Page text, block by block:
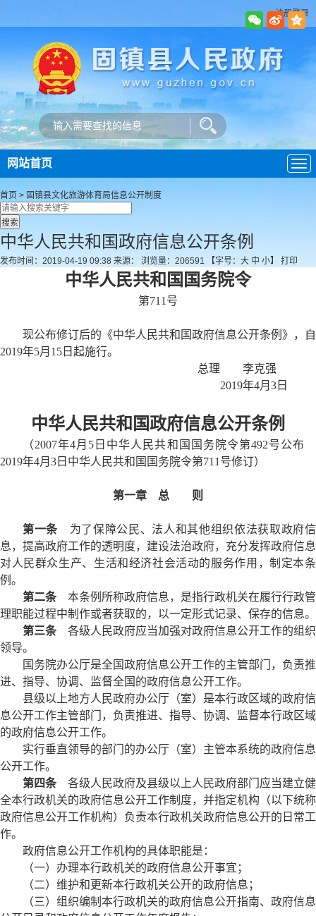
注册登录
导
航
网站首页
首页 > 固镇县文化旅游体育局信息公开制度
中华人民共和国政府信息公开条例
发布时间：2019-04-19 09:38 来源： 浏览量： 206591 【字号： 大 中 小】 打印
中华人民共和国国务院令
第711号
现公布修订后的《中华人民共和国政府信息公开条例》，自
2019年5月15日起施行。
总理 李克强
2019年4月3日
中华人民共和国政府信息公开条例
（2007年4月5日中华人民共和国国务院令第492号公布
2019年4月3日中华人民共和国国务院令第711号修订）
第一章 总 则
第一条 为了保障公民、法人和其他组织依法获取政府信
息，提高政府工作的透明度，建设法治政府，充分发挥政府信息
对人民群众生产、生活和经济社会活动的服务作用，制定本条
例。
第二条 本条例所称政府信息，是指行政机关在履行行政管
理职能过程中制作或者获取的，以一定形式记录、保存的信息。
第三条各级人民政府应当加强对政府信息公开工作的组织
领导。
国务院办公厅是全国政府信息公开工作的主管部门，负责推
进、指导、协调、监督全国的政府信息公开工作。
县级以上地方人民政府办公厅（室）是本行政区域的政府信
息公开工作主管部门，负责推进、指导、协调、监督本行政区域
的政府信息公开工作。
实行垂直领导的部门的办公厅（室）主管本系统的政府信息
公开工作。
第四条各级人民政府及县级以上人民政府部门应当建立健
全本行政机关的政府信息公开工作制度，并指定机构（以下统称
政府信息公开工作机构）负责本行政机关政府信息公开的日常工
作。
政府信息公开工作机构的具体职能是：
（一）办理本行政机关的政府信息公开事宜；
（二）维护和更新本行政机关公开的政府信息；
（三）组织编制本行政机关的政府信息公开指南、政府信息